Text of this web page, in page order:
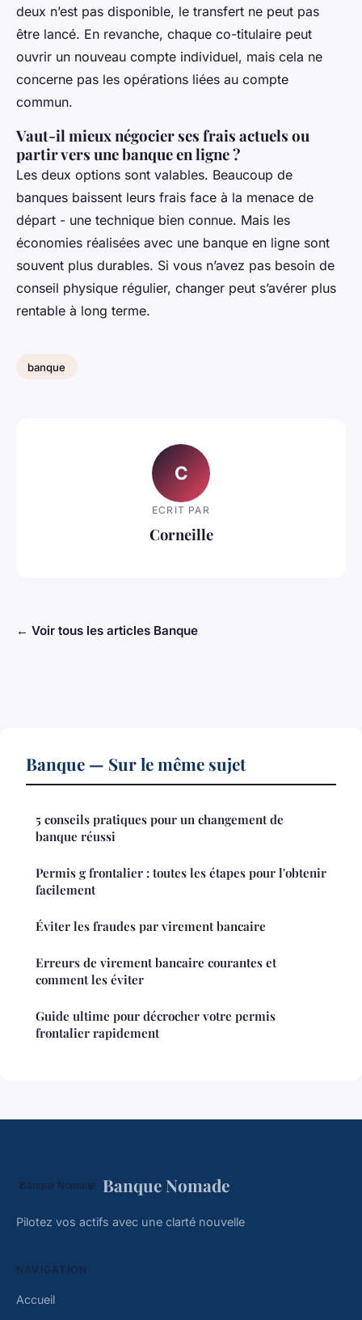
deux n’est pas disponible, le transfert ne peut pas
être lancé. En revanche, chaque co-titulaire peut
ouvrir un nouveau compte individuel, mais cela ne
concerne pas les opérations liées au compte
commun.
Vaut-il mieux négocier ses frais actuels ou
partir vers une banque en ligne ?
Les deux options sont valables. Beaucoup de
banques baissent leurs frais face à la menace de
départ - une technique bien connue. Mais les
économies réalisées avec une banque en ligne sont
souvent plus durables. Si vous n’avez pas besoin de
conseil physique régulier, changer peut s’avérer plus
rentable à long terme.
banque
C
ECRIT PAR
Corneille
← Voir tous les articles Banque
Banque — Sur le même sujet
5 conseils pratiques pour un changement de
banque réussi
Permis g frontalier : toutes les étapes pour l'obtenir
facilement
Éviter les fraudes par virement bancaire
Erreurs de virement bancaire courantes et
comment les éviter
Guide ultime pour décrocher votre permis
frontalier rapidement
Banque Nomade
Pilotez vos actifs avec une clarté nouvelle
NAVIGATION
Accueil